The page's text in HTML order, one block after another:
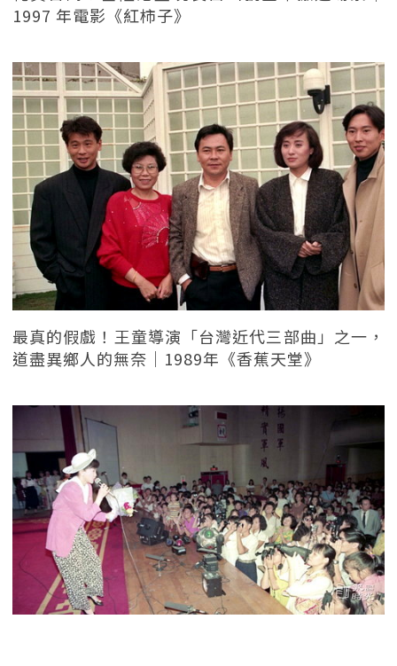
1997 年電影《紅柿子》
最真的假戲！王童導演「台灣近代三部曲」之一，
道盡異鄉人的無奈｜1989年《香蕉天堂》